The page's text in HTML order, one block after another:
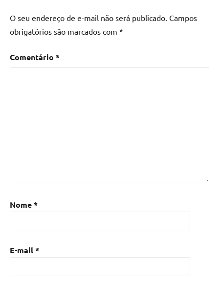
O seu endereço de e-mail não será publicado. Campos
obrigatórios são marcados com *
Comentário *
Nome*
E-mail*